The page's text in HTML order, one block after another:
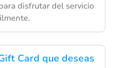
disfrutar del servicio
Card que deseas